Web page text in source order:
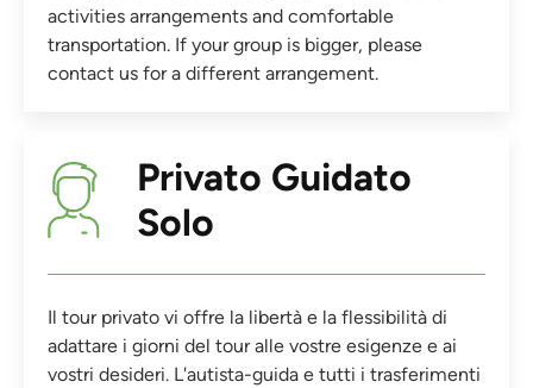
activities arrangements and comfortable
transportation. If your group is bigger, please
contact us for a different arrangement.
Privato Guidato
Solo
Il tour privato vi offre la libertà e la flessibilità di
adattare i giorni del tour alle vostre esigenze e ai
vostri desideri. L'autista-guida e tutti i trasferimenti